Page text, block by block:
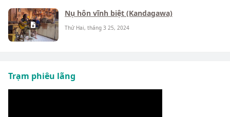
Nụ hôn vĩnh biệt (Kandagawa)
Thứ Hai, tháng 3 25, 2024
Trạm phiêu lãng